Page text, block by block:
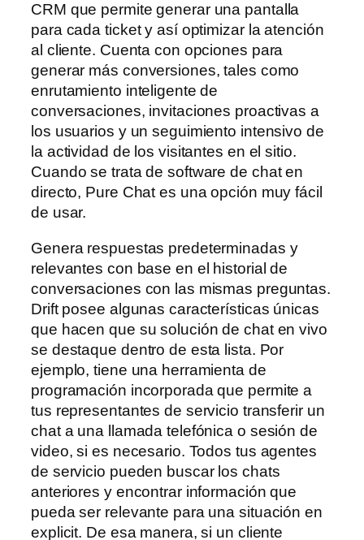
CRM que permite generar una pantalla
para cada ticket y así optimizar la atención
al cliente. Cuenta con opciones para
generar más conversiones, tales como
enrutamiento inteligente de
conversaciones, invitaciones proactivas a
los usuarios y un seguimiento intensivo de
la actividad de los visitantes en el sitio.
Cuando se trata de software de chat en
directo, Pure Chat es una opción muy fácil
de usar.
Genera respuestas predeterminadas y
relevantes con base en el historial de
conversaciones con las mismas preguntas.
Drift posee algunas características únicas
que hacen que su solución de chat en vivo
se destaque dentro de esta lista. Por
ejemplo, tiene una herramienta de
programación incorporada que permite a
tus representantes de servicio transferir un
chat a una llamada telefónica o sesión de
video, si es necesario. Todos tus agentes
de servicio pueden buscar los chats
anteriores y encontrar información que
pueda ser relevante para una situación en
explicit. De esa manera, si un cliente